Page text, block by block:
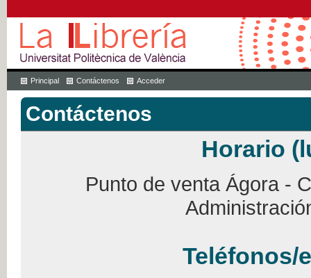
Principal Contáctenos Acceder
Contáctenos
Horario
Punto de venta Ágora -
Teléfonos/